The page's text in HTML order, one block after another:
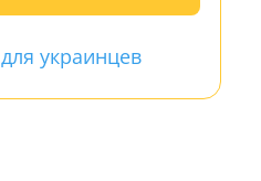
украинцев